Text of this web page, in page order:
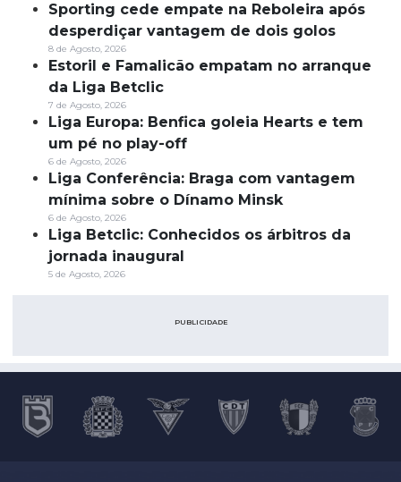
Sporting cede empate na Reboleira após
desperdiçar vantagem de dois golos
8 de Agosto, 2026
Estoril e Famalicão empatam no arranque
da Liga Betclic
7 de Agosto, 2026
Liga Europa: Benfica goleia Hearts e tem
um pé no play-off
6 de Agosto, 2026
Liga Conferência: Braga com vantagem
mínima sobre o Dínamo Minsk
6 de Agosto, 2026
Liga Betclic: Conhecidos os árbitros da
jornada inaugural
5 de Agosto, 2026
PUBLICIDADE